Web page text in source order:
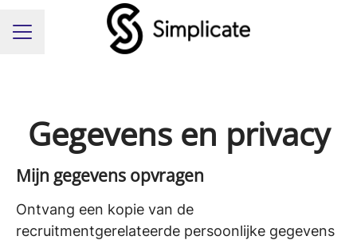
Carrièremenu
Gegevens en privacy
Mijn gegevens opvragen
Ontvang een kopie van de
recruitmentgerelateerde persoonlijke gegevens